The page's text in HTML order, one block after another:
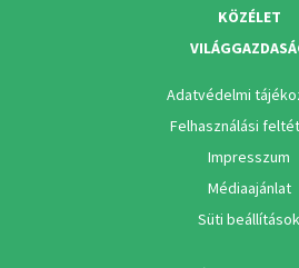
KÖZÉLET
Adatvédelmi
Felhasználási
Impresszum
Médiaajánlat
Süti beállítások